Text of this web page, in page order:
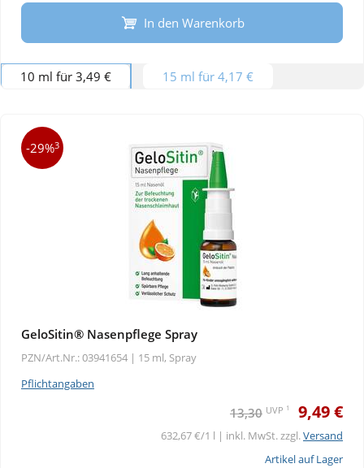
In den Warenkorb
10 ml für 3,49 € 15 ml für 4,17 €
-29%3
GeloSitin® Nasenpflege Spray
PZN/Art.Nr.: 03941654 | 15 ml, Spray
Pflichtangaben
13,30 UVP 1 9,49 €
632,67 €/1 l | inkl. MwSt. zzgl.Versand
Artikel auf Lager